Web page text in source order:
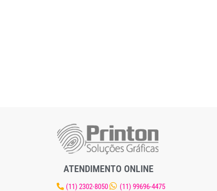
ATENDIMENTO ONLINE
(11) 2302-8050 (11) 99696-4475